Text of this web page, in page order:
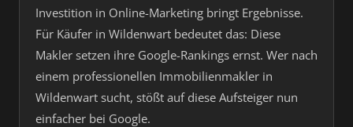
Investition in Online-Marketing bringt Ergebnisse.
Für Käufer in Wildenwart bedeutet das: Diese
Makler setzen ihre Google-Rankings ernst. Wer nach
einem professionellen Immobilienmakler in
Wildenwart sucht, stößt auf diese Aufsteiger nun
einfacher bei Google.